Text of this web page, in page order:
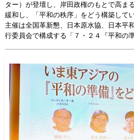
ター）が登壇し、岸田政権のもとで高ま
緩和し、「平和の秩序」をどう構築して
主催は全国革新懇、日本原水協、日本平
行委員会で構成する「７・２４『平和の